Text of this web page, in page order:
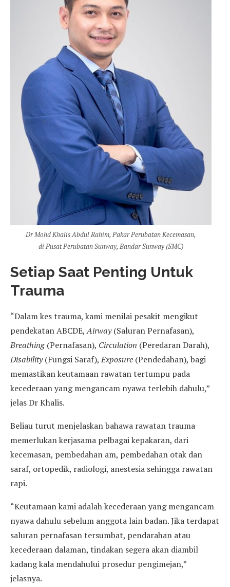
Dr Mohd Khalis Abdul Rahim, Pakar Perubatan Kecemasan,
di Pusat Perubatan Sunway, Bandar Sunway (SMC)
Setiap Saat Penting Untuk
Trauma
“Dalam kes trauma, kami menilai pesakit mengikut
pendekatan ABCDE,Airway(Saluran Pernafasan),
Breathing(Pernafasan), Circulation (Peredaran Darah),
Disability(Fungsi Saraf),Exposure (Pendedahan), bagi
memastikan keutamaan rawatan tertumpu pada
kecederaan yang mengancam nyawa terlebih dahulu,”
jelas Dr Khalis.
Beliau turut menjelaskan bahawa rawatan trauma
memerlukan kerjasama pelbagai kepakaran, dari
kecemasan, pembedahan am, pembedahan otak dan
saraf, ortopedik, radiologi, anestesia sehingga rawatan
rapi.
“Keutamaan kami adalah kecederaan yang mengancam
nyawa dahulu sebelum anggota lain badan. Jika terdapat
saluran pernafasan tersumbat, pendarahan atau
kecederaan dalaman, tindakan segera akan diambil
kadang kala mendahului prosedur pengimejan,”
jelasnya.